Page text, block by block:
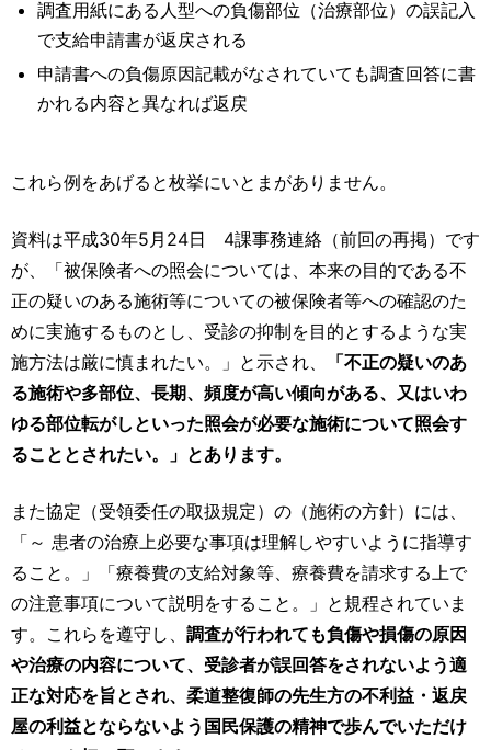
調査用紙にある人型への負傷部位（治療部位）の誤記入
で支給申請書が返戻される
申請書への負傷原因記載がなされていても調査回答に書
かれる内容と異なれば返戻
これら例をあげると枚挙にいとまがありません。
資料は平成30年5月24日 4課事務連絡（前回の再掲）です
が、「被保険者への照会については、本来の目的である不
正の疑いのある施術等についての被保険者等への確認のた
めに実施するものとし、受診の抑制を目的とするような実
施方法は厳に慎まれたい。」と示され、
「不正の疑いのあ
る施術や多部位、長期、頻度が高い傾向がある、又はいわ
ゆる部位転がしといった照会が必要な施術について照会す
ることとされたい。」とあります。
また協定（受領委任の取扱規定）の（施術の方針）には、
「～ 患者の治療上必要な事項は理解しやすいように指導す
ること。」「療養費の支給対象等、療養費を請求する上で
の注意事項について説明をすること。」と規程されていま
す。これらを遵守し、 調査が行われても負傷や損傷の原因
や治療の内容について、受診者が誤回答をされないよう適
正な対応を旨とされ、柔道整復師の先生方の不利益・返戻
屋の利益とならないよう国民保護の精神で歩んでいただけ